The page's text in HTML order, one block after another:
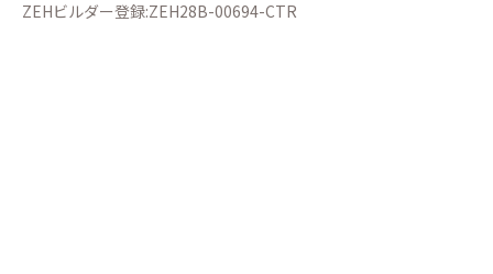
ZEHビルダー登録:ZEH28B-00694-CTR